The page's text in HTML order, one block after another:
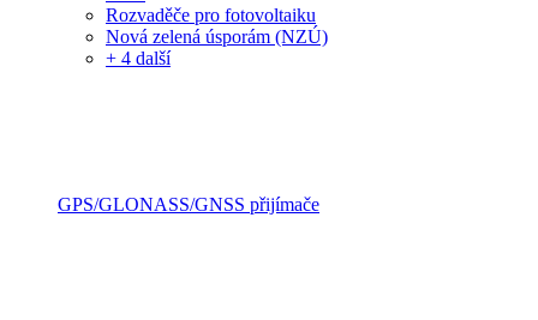
Rozvaděče pro fotovoltaiku
Nová zelená úsporám (NZÚ)
+ 4 další
GPS/GLONASS/GNSS přijímače